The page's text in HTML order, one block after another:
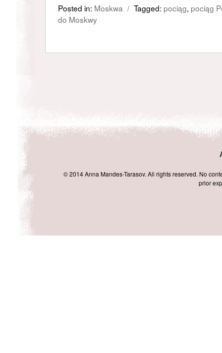
Posted in: Moskwa / Tagged: pociąg, pociąg
do Moskwy
© 2014 Anna Mandes-Tarasov. All rights reserved. No
prior